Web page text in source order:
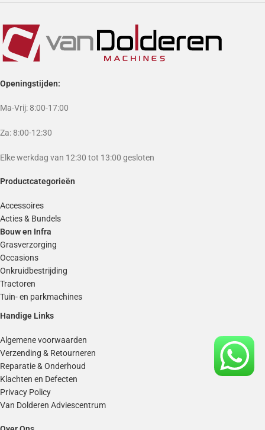
Openingstijden:
Ma-Vrij: 8:00-17:00
Za: 8:00-12:30
Elke werkdag van 12:30 tot 13:00 gesloten
Productcategorieën
Accessoires
Acties & Bundels
Bouw en Infra
Grasverzorging
Occasions
Onkruidbestrijding
Tractoren
Tuin- en parkmachines
Handige Links
Algemene voorwaarden
Verzending & Retourneren
Reparatie & Onderhoud
Klachten en Defecten
Privacy Policy
Van Dolderen Adviescentrum